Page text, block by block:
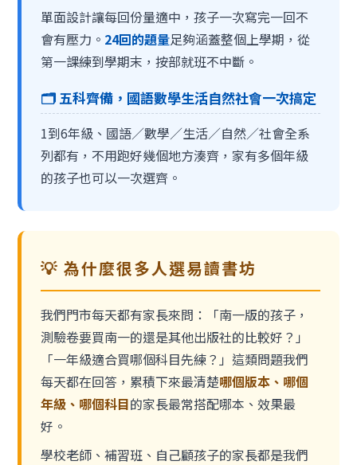
單面設計讓每回份量適中，孩子一次寫完一回不
會有壓力。 24回的題量足夠涵蓋整個上學期，從
第一課練到學期末，按部就班不中斷。
🗂️ 五科齊備，國語數學生活自然社會一次搞定
1到6年級、國語／數學／生活／自然／社會全系
列都有，不用跑好幾個地方湊齊，家有多個年級
的孩子也可以一次選齊。
💡 為什麼很多人選易讀書坊
我們門市每天都有家長來問：「南一版的孩子，
測驗卷要買南一的還是其他出版社的比較好？」
「一年級適合買哪個科目先練？」這類問題我們
每天都在回答，累積下來最清楚哪個版本、哪個
年級、哪個科目的家長最常搭配哪本、效果最
好。
學校老師、補習班、自己顧孩子的家長都是我們